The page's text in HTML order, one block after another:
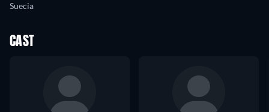
Suecia
CAST